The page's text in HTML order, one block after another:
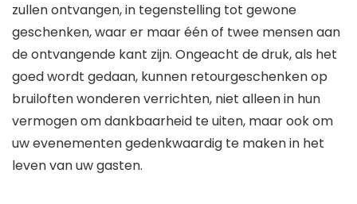
zullen ontvangen, in tegenstelling tot gewone
geschenken, waar er maar één of twee mensen aan
de ontvangende kant zijn. Ongeacht de druk, als het
goed wordt gedaan, kunnen retourgeschenken op
bruiloften wonderen verrichten, niet alleen in hun
vermogen om dankbaarheid te uiten, maar ook om
uw evenementen gedenkwaardig te maken in het
leven van uw gasten.